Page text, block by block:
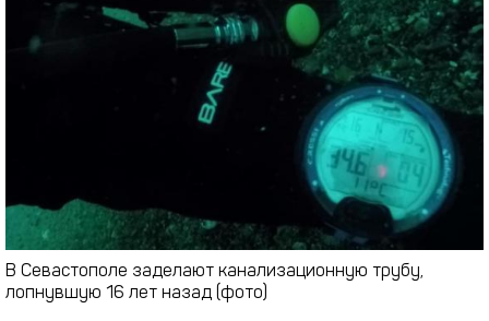
В Севастополе заделают канализационную трубу,
лопнувшую 16 лет назад (фото)